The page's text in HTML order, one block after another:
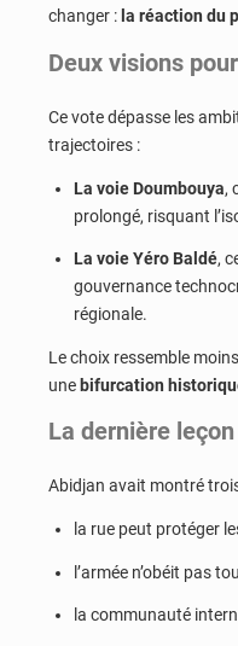
changer : la réaction du
Deux visions
Ce vote dépasse les
trajectoires :
La voie Doumbouya,
prolongé, risquant
La voie Yéro Baldé,
gouvernance
régionale.
Le choix ressemble
une bifurcation
La dernière
Abidjan avait montré
la rue peut protéger
l’armée n’obéit pas
la communauté